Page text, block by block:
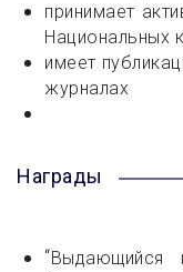
принимает
Национальных
имеет
журналах
Награды
“Выдающийся